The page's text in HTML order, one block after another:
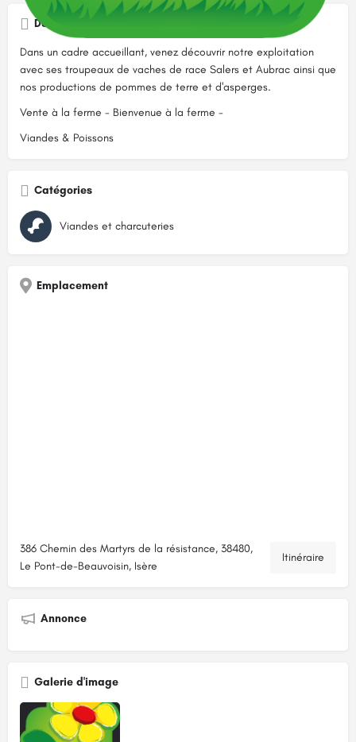
Description
Dans un cadre accueillant, venez découvrir notre exploitation
avec ses troupeaux de vaches de race Salers et Aubrac ainsi que
nos productions de pommes de terre et d'asperges.
Vente à la ferme - Bienvenue à la ferme -
Viandes & Poissons
Catégories
Viandes et charcuteries
Emplacement
386 Chemin des Martyrs de la résistance, 38480,
Le Pont-de-Beauvoisin, Isère
Itinéraire
Annonce
Galerie d'image